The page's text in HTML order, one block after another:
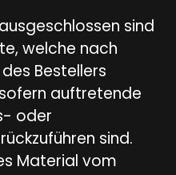
sind
welche nach
Bestellers
auftretende
oder
sind.
Material vom